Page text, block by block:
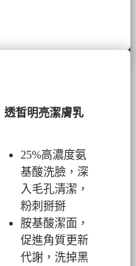
透皙明亮潔膚乳
25%高濃度氨
基酸洗臉，深
入毛孔清潔，
粉刺掰掰
胺基酸潔面，
促進角質更新
代謝，洗掉黑